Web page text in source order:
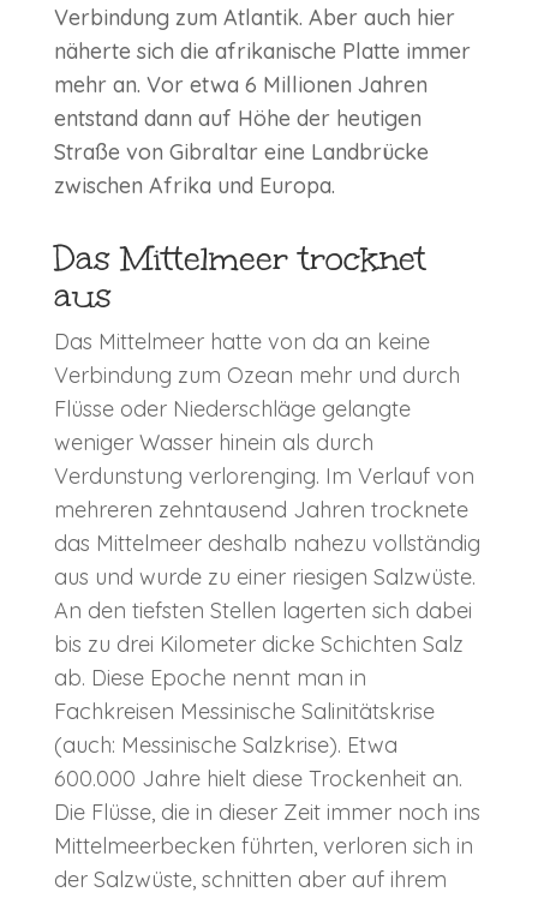
Verbindung zum Atlantik. Aber auch hier
näherte sich die afrikanische Platte immer
mehr an. Vor etwa 6 Millionen Jahren
entstand dann auf Höhe der heutigen
Straße von Gibraltar eine Landbrücke
zwischen Afrika und Europa.
Das Mittelmeer trocknet
aus
Das Mittelmeer hatte von da an keine
Verbindung zum Ozean mehr und durch
Flüsse oder Niederschläge gelangte
weniger Wasser hinein als durch
Verdunstung verlorenging. Im Verlauf von
mehreren zehntausend Jahren trocknete
das Mittelmeer deshalb nahezu vollständig
aus und wurde zu einer riesigen Salzwüste.
An den tiefsten Stellen lagerten sich dabei
bis zu drei Kilometer dicke Schichten Salz
ab. Diese Epoche nennt man in
Fachkreisen Messinische Salinitätskrise
(auch: Messinische Salzkrise). Etwa
600.000 Jahre hielt diese Trockenheit an.
Die Flüsse, die in dieser Zeit immer noch ins
Mittelmeerbecken führten, verloren sich in
der Salzwüste, schnitten aber auf ihrem